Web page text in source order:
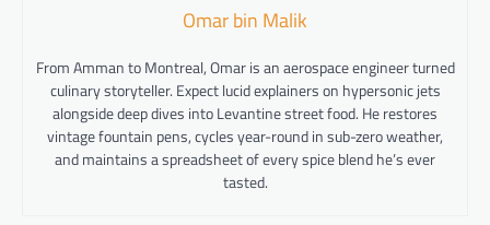
Omar bin Malik
From Amman to Montreal, Omar is an aerospace engineer turned
culinary storyteller. Expect lucid explainers on hypersonic jets
alongside deep dives into Levantine street food. He restores
vintage fountain pens, cycles year-round in sub-zero weather,
and maintains a spreadsheet of every spice blend he’s ever
tasted.